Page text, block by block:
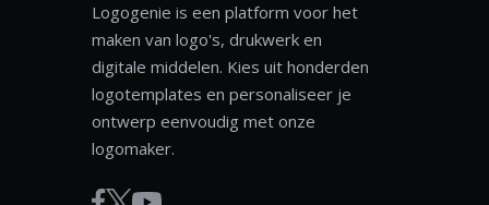
Logogenie is een platform voor het
maken van logo's, drukwerk en
digitale middelen. Kies uit honderden
logotemplates en personaliseer je
ontwerp eenvoudig met onze
logomaker.